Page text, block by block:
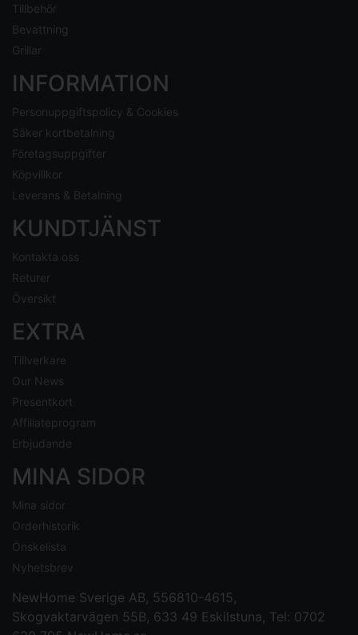
Tillbehör
Bevattning
Grillar
INFORMATION
Personuppgiftspolicy & Cookies
Säker kortbetalning
Företagsuppgifter
Köpvillkor
Leverans & Betalning
KUNDTJÄNST
Kontakta oss
Returer
Översikt
EXTRA
Tillverkare
Our News
Presentkort
Affiliateprogram
Erbjudande
MINA SIDOR
Mina sidor
Orderhistorik
Önskelista
Nyhetsbrev
NewHome Sverige AB, 556810-4615,
Skogvaktarvägen 55B, 633 49 Eskilstuna, Tel: 0702